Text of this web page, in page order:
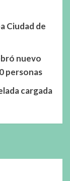
Ciudad de
nuevo
personas
cargada